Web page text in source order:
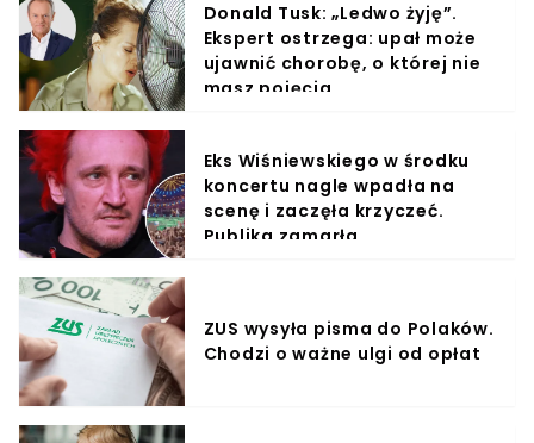
Donald Tusk: „Ledwo żyję”.
Ekspert ostrzega: upał może
ujawnić chorobę, o której nie
masz pojęcia
Eks Wiśniewskiego w środku
koncertu nagle wpadła na
scenę i zaczęła krzyczeć.
Publika zamarła
ZUS wysyła pisma do Polaków.
Chodzi o ważne ulgi od opłat